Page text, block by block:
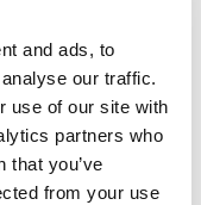
and ads, to
our traffic.
use of our site with
partners who
that you’ve
from your use
un sistema de
con puntos
de fijación